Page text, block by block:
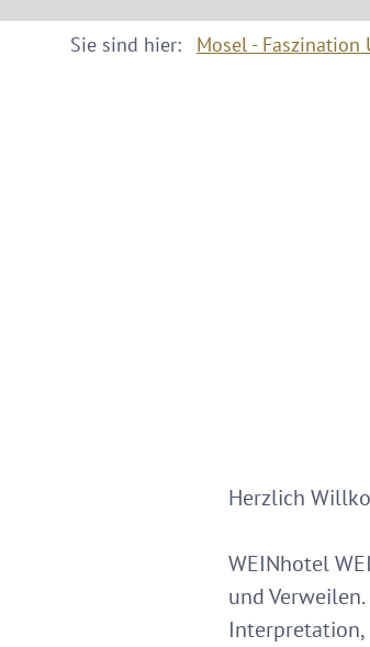
Sie sind hier: Mosel - Faszination
Herzlich
WEINhotel
und
Interpretation,